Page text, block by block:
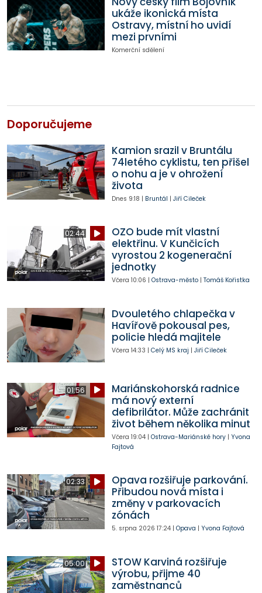
ukáže ikonická místa
Ostravy, místní ho uvidí
mezi prvními
Komerční sdělení
Doporučujeme
Kamion srazil v Bruntálu
74letého cyklistu, ten přišel
o nohu a je v ohrožení
života
Dnes 9:18 | Bruntál | Jiří Cileček
02:44
OZO bude mít vlastní
elektřinu. V Kunčicích
vyrostou 2 kogenerační
jednotky
Včera 10:06 | Ostrava-město| Tomáš Kořistka
Dvouletého chlapečka v
Havířově pokousal pes,
policie hledá majitele
Včera 14:33 | Celý MS kraj | Jiří Cileček
01:56
Mariánskohorská radnice
má nový externí
defibrilátor. Může zachránit
život během několika minut
Včera 19:04| Ostrava-Mariánské hory| Yvona
Fajtová
02:33
Opava rozšiřuje parkování.
Přibudou nová místa i
změny v parkovacích
zónách
5. srpna 2026 17:24| Opava | Yvona Fajtová
05:00
STOW Karviná rozšiřuje
výrobu, přijme 40
zaměstnanců